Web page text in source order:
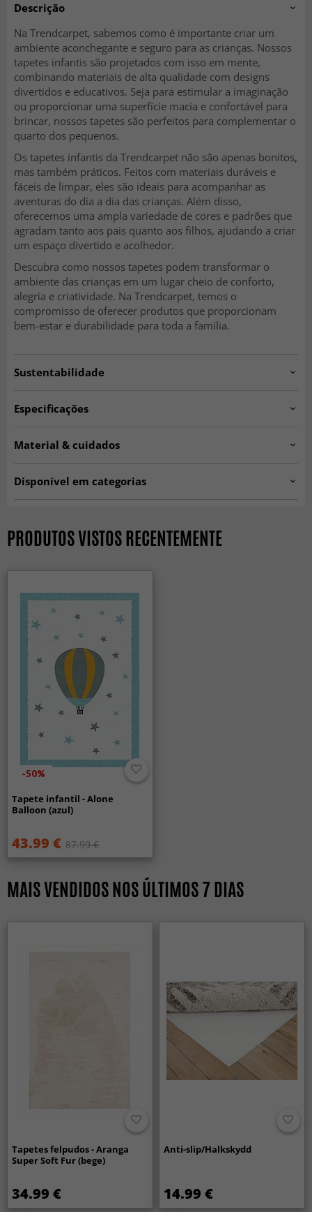
Descrição
Na Trendcarpet, sabemos como é importante criar um
ambiente aconchegante e seguro para as crianças. Nossos
tapetes infantis são projetados com isso em mente,
combinando materiais de alta qualidade com designs
divertidos e educativos. Seja para estimular a imaginação
ou proporcionar uma superfície macia e confortável para
brincar, nossos tapetes são perfeitos para complementar o
quarto dos pequenos.
Os tapetes infantis da Trendcarpet não são apenas bonitos,
mas também práticos. Feitos com materiais duráveis e
fáceis de limpar, eles são ideais para acompanhar as
aventuras do dia a dia das crianças. Além disso,
oferecemos uma ampla variedade de cores e padrões que
agradam tanto aos pais quanto aos filhos, ajudando a criar
um espaço divertido e acolhedor.
Descubra como nossos tapetes podem transformar o
ambiente das crianças em um lugar cheio de conforto,
alegria e criatividade. Na Trendcarpet, temos o
compromisso de oferecer produtos que proporcionam
bem-estar e durabilidade para toda a família.
Sustentabilidade
Especificações
Espessura aproximada:10 mm.
Material & cuidados
Origem:Turquia.
Disponível em categorias
SEASON SALE
Tapetes modernos
PRODUTOS VISTOS RECENTEMENTE
-50%
Tapete infantil - Alone
Balloon (azul)
43.99 € 87.99 €
MAIS VENDIDOS NOS ÚLTIMOS 7 DIAS
Tapetes felpudos - Aranga
Super Soft Fur (bege)
34.99 €
Anti-slip/Halkskydd
14.99 €